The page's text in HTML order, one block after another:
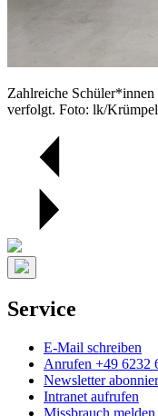
Zahlreiche
verfolgt. Foto: lk/
Service
E-Mail schreiben
Anrufen +49 6232
Newsletter
Intranet aufrufen